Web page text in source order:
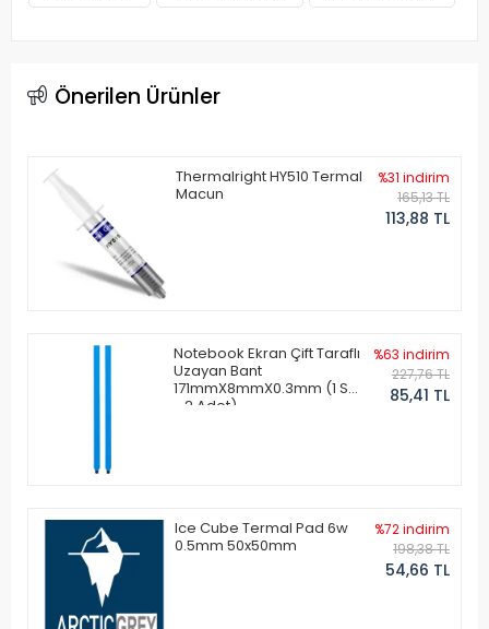
Önerilen Ürünler
Thermalright HY510 Termal
Macun
%31 indirim
165,13 TL
113,88 TL
Notebook Ekran Çift Taraflı
Uzayan Bant
171mmX8mmX0.3mm (1 Set
- 2 Adet)
%63 indirim
227,76 TL
85,41 TL
Ice Cube Termal Pad 6w
0.5mm 50x50mm
%72 indirim
198,38 TL
54,66 TL